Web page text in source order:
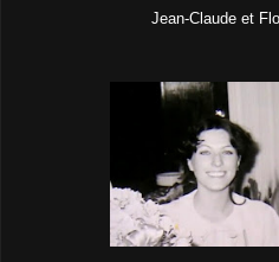
Jean-Claude et